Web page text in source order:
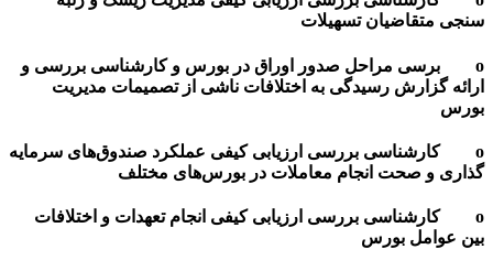
سنجی متقاضیان تسهیلات
o برسی مراحل صدور اوراق در بورس و کارشناسی بررسی و
ارائه گزارش رسیدگی به اختلافات ناشی از تصمیمات مدیریت
بورس
o کارشناسی بررسی ارزیابی کیفی عملکرد صندوق‌های سرمایه
گذاری و صحت انجام معاملات در بورس‌های مختلف
o کارشناسی بررسی ارزیابی کیفی انجام تعهدات و اختلافات
بین عوامل بورس